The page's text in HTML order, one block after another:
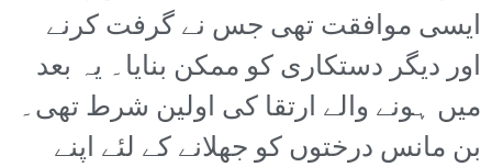
ایسی موافقت تھی جس نے گرفت کرنے
اور دیگر دستکاری کو ممکن بنایا۔ یہ بعد
میں ہونے والے ارتقا کی اولین شرط تھی۔
بن مانس درختوں کو جھلانے کے لئے اپنے